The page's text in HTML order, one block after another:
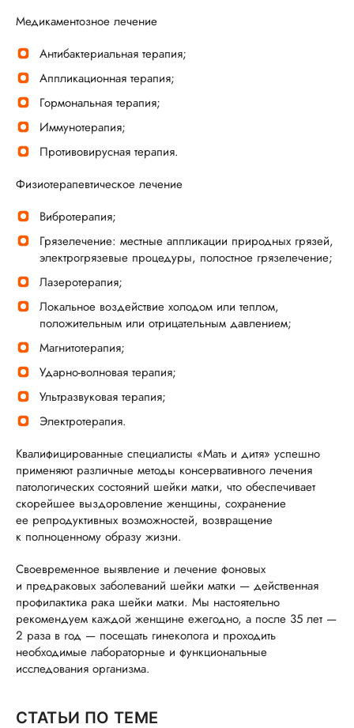
Медикаментозное лечение
Антибактериальная терапия;
Аппликационная терапия;
Гормональная терапия;
Иммунотерапия;
Противовирусная терапия.
Физиотерапевтическое лечение
Вибротерапия;
Грязелечение: местные аппликации природных грязей,
электрогрязевые процедуры, полостное грязелечение;
Лазеротерапия;
Локальное воздействие холодом или теплом,
положительным или отрицательным давлением;
Магнитотерапия;
Ударно-волновая терапия;
Ультразвуковая терапия;
Электротерапия.
Квалифицированные специалисты «Мать и дитя» успешно
применяют различные методы консервативного лечения
патологических состояний шейки матки, что обеспечивает
скорейшее выздоровление женщины, сохранение
ее репродуктивных возможностей, возвращение
к полноценному образу жизни.
Своевременное выявление и лечение фоновых
и предраковых заболеваний шейки матки — действенная
профилактика рака шейки матки. Мы настоятельно
рекомендуем каждой женщине ежегодно, а после 35 лет —
2 раза в год — посещать гинеколога и проходить
необходимые лабораторные и функциональные
исследования организма.
СТАТЬИ ПО ТЕМЕ